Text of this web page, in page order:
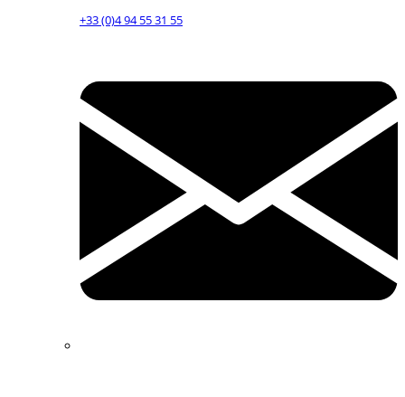
+33 (0)4 94 55 31 55